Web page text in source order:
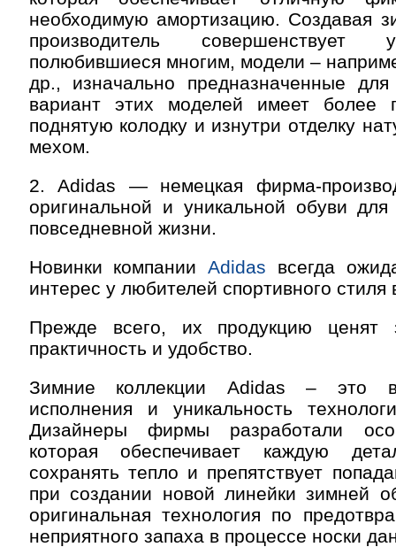
необходимую амортизацию. Создавая
производитель совершенствует
полюбившиеся многим, модели –
др., изначально предназначенные
вариант этих моделей имеет более
поднятую колодку и изнутри отделку
мехом.
2. Adidas — немецкая фирма-
оригинальной и уникальной обуви
повседневной жизни.
Новинки компанииAdidas всегда
интерес у любителей спортивного
Прежде всего, их продукцию ценят
практичность и удобство.
Зимние коллекции Adidas – это
исполнения и уникальность
Дизайнеры фирмы разработали
которая обеспечивает каждую
сохранять тепло и препятствует
при создании новой линейки зимней
оригинальная технология по
неприятного запаха в процессе носки